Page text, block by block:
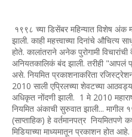
१९९८ च्या डिसेंबर महिन्यात विशेष अंक
झाली. काही महत्त्वाच्या दिनांचे
होते. कालांतराने अनेक पुरोगामी
अनियतकालिकं बंद झाली. तरीही "आपलं
असे. नियमित प्रकाशनाकरिता
2010 साली एप्रिलच्या शेवटच्या
अधिकृत नोंदणी झाली. 1 मे 2010
नियमित अंकाची सुरुवात झाली... मागील
(साप्ताहिक) हे वर्तमानपत्र नियमितपणे
मिडियाच्या माध्यमातून प्रकाशन होत आहे.